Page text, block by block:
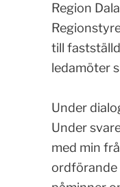
Region
till
ledamöter
Under
Under
med min
ordförande